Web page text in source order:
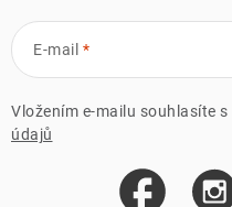
E-mail
Vložením e-mailu souhlasíte s
údajů